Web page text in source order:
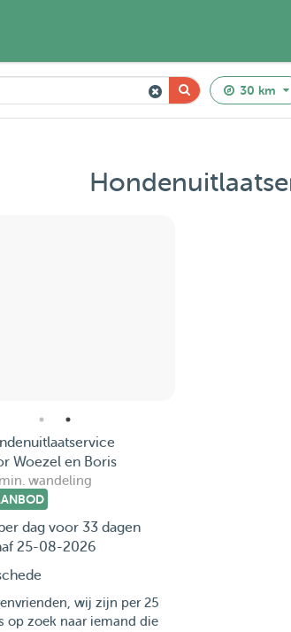
30 km
Woezel en Boris
wandeling
dag voor 33 dagen
25-08-2026
wij zijn per 25
op zoek naar iemand die